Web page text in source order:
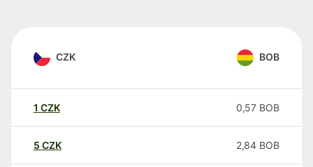
CZK BOB
1 CZK 0,57 BOB
5 CZK 2,84 BOB